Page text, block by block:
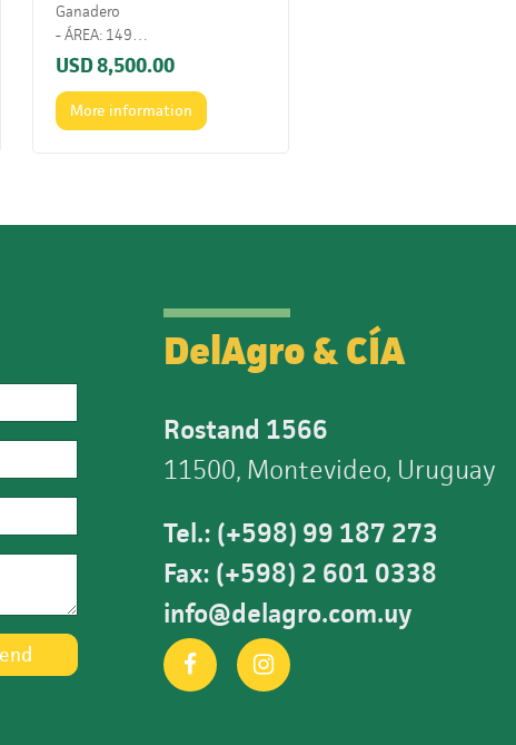
Ganadero
- ÁREA: 149
- ÍNDICE CONEAT: 133
- UBICACIÓN: Sobre ruta 88.
- COMENTARIOS: Es un campo
con un muy buen potencial y
USD8,500.00
More information
DelAgro & CÍA
Rostand 1566
11500, Montevideo, Uruguay
Tel.: (+598) 99 187 273
Fax: (+598) 2 601 0338
info@delagro.com.uy